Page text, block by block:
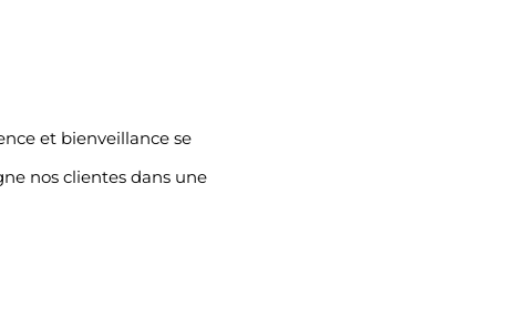
et bienveillance se
nos clientes dans une